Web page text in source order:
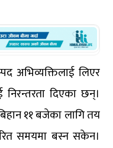
अभिव्यक्तिलाई लिएर
दिएका छन्।
११ बजेका लागि तय
समयमा बस्न सकेन।